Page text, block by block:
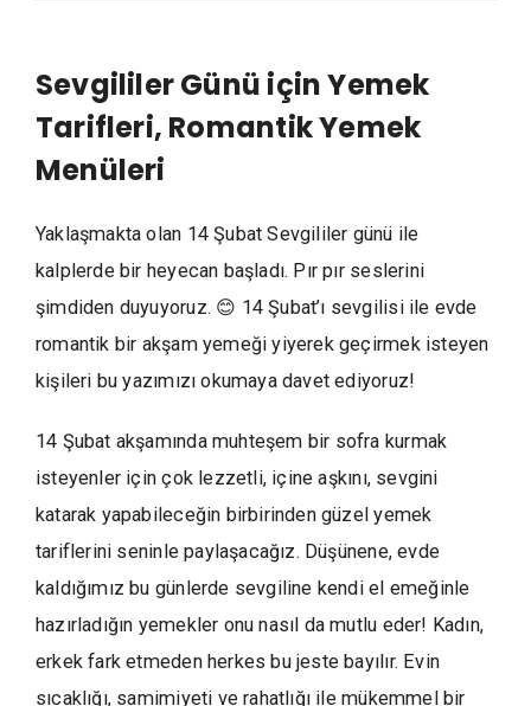
Sevgililer Günü için Yemek
Tarifleri, Romantik Yemek
Menüleri
Yaklaşmakta olan 14 Şubat Sevgililer günü ile
kalplerde bir heyecan başladı. Pır pır seslerini
şimdiden duyuyoruz. 😊 14 Şubat’ı sevgilisi ile evde
romantik bir akşam yemeği yiyerek geçirmek isteyen
kişileri bu yazımızı okumaya davet ediyoruz!
14 Şubat akşamında muhteşem bir sofra kurmak
isteyenler için çok lezzetli, içine aşkını, sevgini
katarak yapabileceğin birbirinden güzel yemek
tariflerini seninle paylaşacağız. Düşünene, evde
kaldığımız bu günlerde sevgiline kendi el emeğinle
hazırladığın yemekler onu nasıl da mutlu eder! Kadın,
erkek fark etmeden herkes bu jeste bayılır. Evin
sıcaklığı, samimiyeti ve rahatlığı ile mükemmel bir